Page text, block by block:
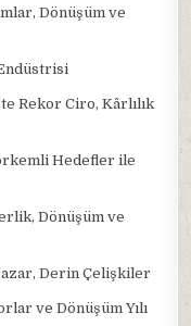
Dönüşüm ve
Rekor Ciro, Kârlılık
Hedefler ile
Dönüşüm ve
Derin Çelişkiler
ve Dönüşüm Yılı